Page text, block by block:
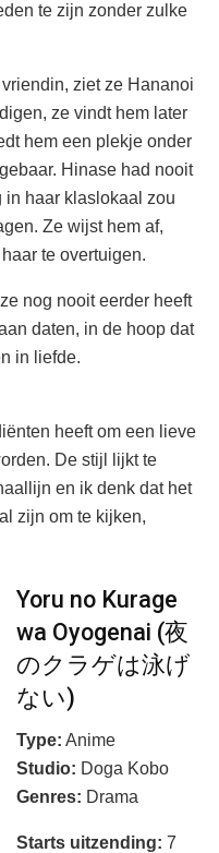
te zijn zonder zulke
ziet ze Hananoi
ze vindt hem later
hem een plekje onder
Hinase had nooit
haar klaslokaal zou
Ze wijst hem af,
te overtuigen.
nog nooit eerder heeft
daten, in de hoop dat
in liefde.
heeft om een lieve
De stijl lijkt te
en ik denk dat het
zijn om te kijken,
Yoru no Kurage
wa Oyogenai (夜
のクラゲは泳げ
ない)
Type: Anime
Studio: Doga Kobo
Genres: Drama
Starts uitzending: 7